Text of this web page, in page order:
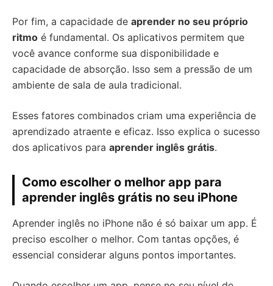
Por fim, a capacidade de aprender no seu próprio
ritmo é fundamental. Os aplicativos permitem que
você avance conforme sua disponibilidade e
capacidade de absorção. Isso sem a pressão de um
ambiente de sala de aula tradicional.
Esses fatores combinados criam uma experiência de
aprendizado atraente e eficaz. Isso explica o sucesso
dos aplicativos para aprender inglês grátis.
Como escolher o melhor app para
aprender inglês grátis no seu iPhone
Aprender inglês no iPhone não é só baixar um app. É
preciso escolher o melhor. Com tantas opções, é
essencial considerar alguns pontos importantes.